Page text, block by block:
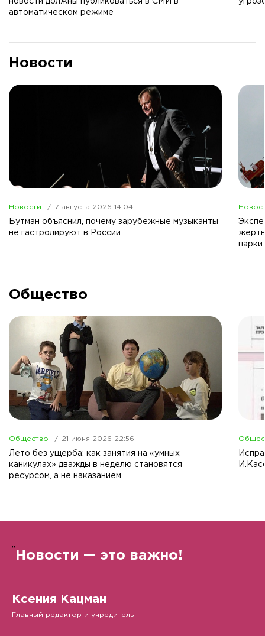
автоматическом режиме
Новости
Новости 7 августа 2026 14:04
Бутман объяснил, почему зарубежные музыканты
не гастролируют в России
парки
Общество
Общество 21 июня 2026 22:56
Лето без ущерба: как занятия на «умных
каникулах» дважды в неделю становятся
ресурсом, а не наказанием
” Новости — это важно!
Ксения Кацман
Главный редактор и учредитель